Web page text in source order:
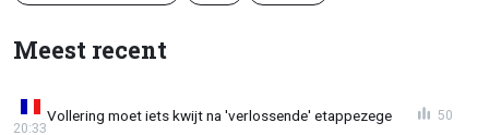
Meest recent
Vollering moet iets kwijt na 'verlossende' etappezege
20:33
50